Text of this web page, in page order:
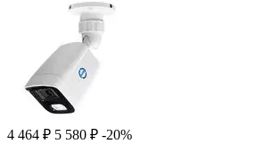
4 464 ₽ 5 580 ₽ -20%